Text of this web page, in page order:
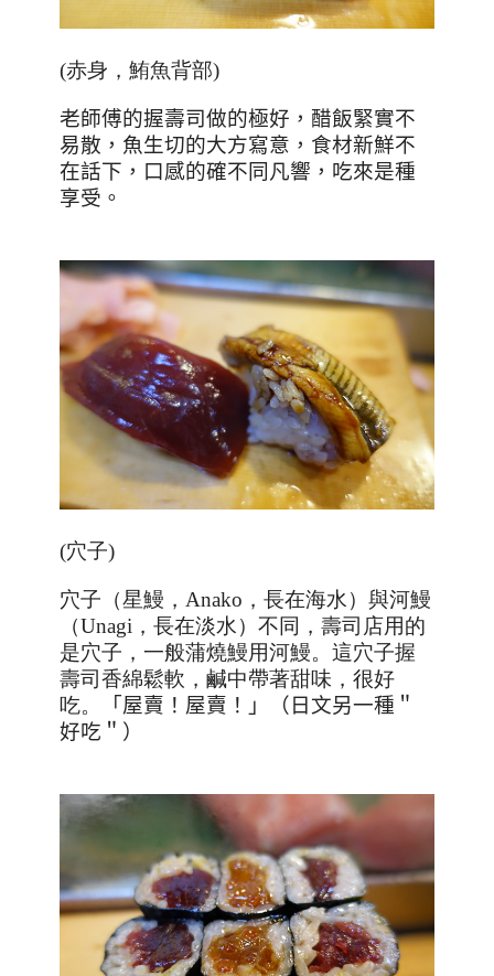
(赤身，鮪魚背部)
老師傅的握壽司做的極好，醋飯緊實不
易散，魚生切的大方寫意，食材新鮮不
在話下，口感的確不同凡響，吃來是種
享受。
(穴子)
穴子（星鰻， Anako ，長在海水）與河鰻
（Unagi ，長在淡水）不同，壽司店用的
是穴子，一般蒲燒鰻用河鰻。這穴子握
壽司香綿鬆軟，鹹中帶著甜味，很好
吃。
「屋賣！屋賣！」（日文另一種＂
好吃＂）